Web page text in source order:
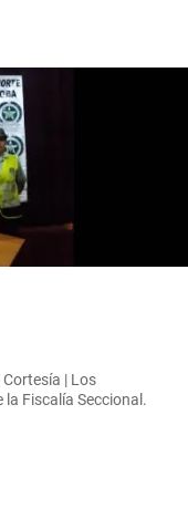
| Los
Fiscalía Seccional.